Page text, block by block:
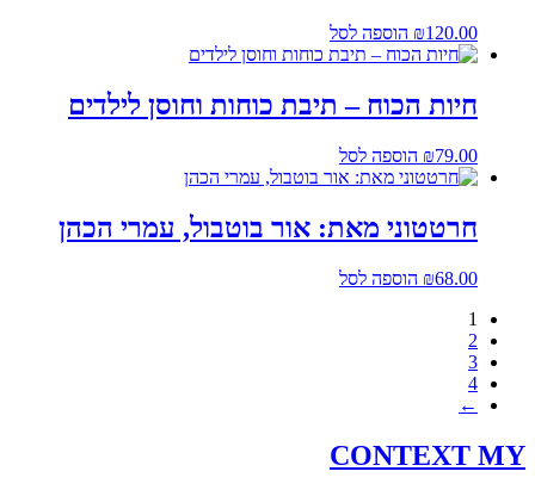
₪120.00 הוספה לסל
חיות הכוח – תיבת כוחות וחוסן לילדים
₪79.00 הוספה לסל
חרטטוני מאת: אור בוטבול, עמרי הכהן
₪68.00
הוספה לסל
1
2
3
4
←
CONTEXT MY